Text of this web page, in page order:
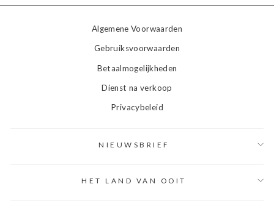
Algemene Voorwaarden
Gebruiksvoorwaarden
Betaalmogelijkheden
Dienst na verkoop
Privacybeleid
NIEUWSBRIEF
HET LAND VAN OOIT